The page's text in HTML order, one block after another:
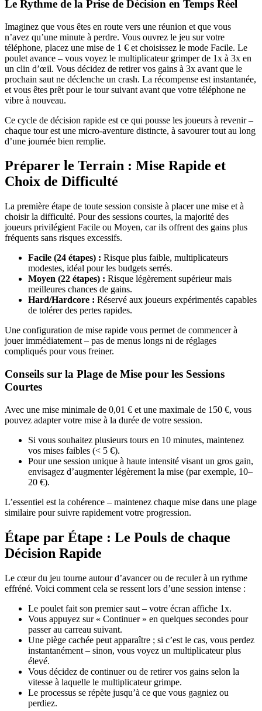
Le Rythme de la Prise de Décision en Temps Réel
Imaginez que vous êtes en route vers une réunion et que vous
n’avez qu’une minute à perdre. Vous ouvrez le jeu sur votre
téléphone, placez une mise de 1 € et choisissez le mode Facile. Le
poulet avance – vous voyez le multiplicateur grimper de 1x à 3x en
un clin d’œil. Vous décidez de retirer vos gains à 3x avant que le
prochain saut ne déclenche un crash. La récompense est instantanée,
et vous êtes prêt pour le tour suivant avant que votre téléphone ne
vibre à nouveau.
Ce cycle de décision rapide est ce qui pousse les joueurs à revenir –
chaque tour est une micro‑aventure distincte, à savourer tout au long
d’une journée bien remplie.
Préparer le Terrain : Mise Rapide et
Choix de Difficulté
La première étape de toute session consiste à placer une mise et à
choisir la difficulté. Pour des sessions courtes, la majorité des
joueurs privilégient Facile ou Moyen, car ils offrent des gains plus
fréquents sans risques excessifs.
Facile (24 étapes) : Risque plus faible, multiplicateurs
modestes, idéal pour les budgets serrés.
Moyen (22 étapes) : Risque légèrement supérieur mais
meilleures chances de gains.
Hard/Hardcore : Réservé aux joueurs expérimentés capables
de tolérer des pertes rapides.
Une configuration de mise rapide vous permet de commencer à
jouer immédiatement – pas de menus longs ni de réglages
compliqués pour vous freiner.
Conseils sur la Plage de Mise pour les Sessions
Courtes
Avec une mise minimale de 0,01 € et une maximale de 150 €, vous
pouvez adapter votre mise à la durée de votre session.
Si vous souhaitez plusieurs tours en 10 minutes, maintenez
vos mises faibles (< 5 €).
Pour une session unique à haute intensité visant un gros gain,
envisagez d’augmenter légèrement la mise (par exemple, 10–
20 €).
L’essentiel est la cohérence – maintenez chaque mise dans une plage
similaire pour suivre rapidement votre progression.
Étape par Étape : Le Pouls de chaque
Décision Rapide
Le cœur du jeu tourne autour d’avancer ou de reculer à un rythme
effréné. Voici comment cela se ressent lors d’une session intense :
Le poulet fait son premier saut – votre écran affiche 1x.
Vous appuyez sur « Continuer » en quelques secondes pour
passer au carreau suivant.
Une piège cachée peut apparaître ; si c’est le cas, vous perdez
instantanément – sinon, vous voyez un multiplicateur plus
élevé.
Vous décidez de continuer ou de retirer vos gains selon la
vitesse à laquelle le multiplicateur grimpe.
Le processus se répète jusqu’à ce que vous gagniez ou
perdiez.